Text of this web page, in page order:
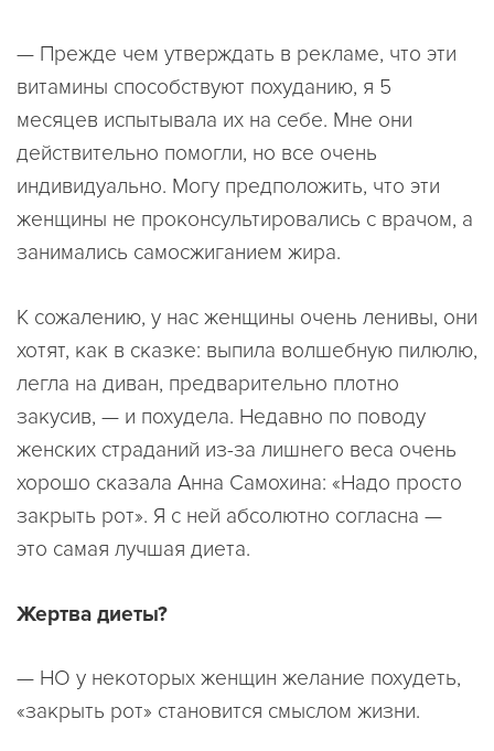
— Прежде чем утверждать в рекламе, что эти
витамины способствуют похуданию, я 5
месяцев испытывала их на себе. Мне они
действительно помогли, но все очень
индивидуально. Могу предположить, что эти
женщины не проконсультировались с врачом, а
занимались самосжиганием жира.
К сожалению, у нас женщины очень ленивы, они
хотят, как в сказке: выпила волшебную пилюлю,
легла на диван, предварительно плотно
закусив, — и похудела. Недавно по поводу
женских страданий из-за лишнего веса очень
хорошо сказала Анна Самохина: «Надо просто
закрыть рот». Я с ней абсолютно согласна —
это самая лучшая диета.
Жертва диеты?
— НО у некоторых женщин желание похудеть,
«закрыть рот» становится смыслом жизни.